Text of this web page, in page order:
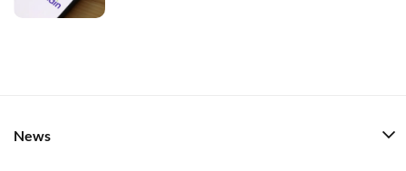
News